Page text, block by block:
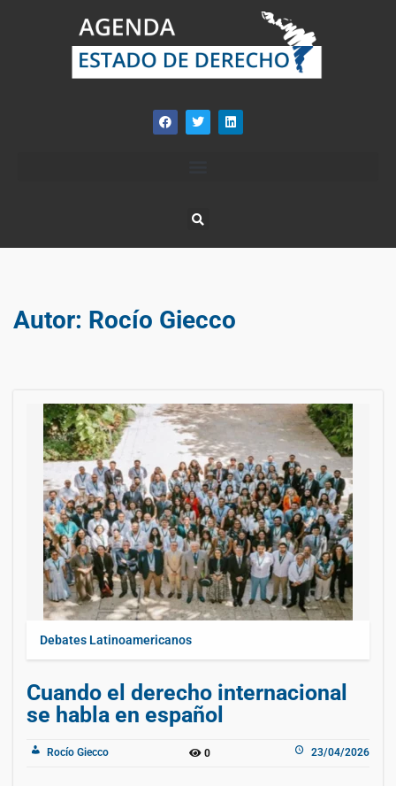
Autor: Rocío Giecco
Debates Latinoamericanos
Cuando el derecho internacional
se habla en español
Rocío Giecco 0 23/04/2026